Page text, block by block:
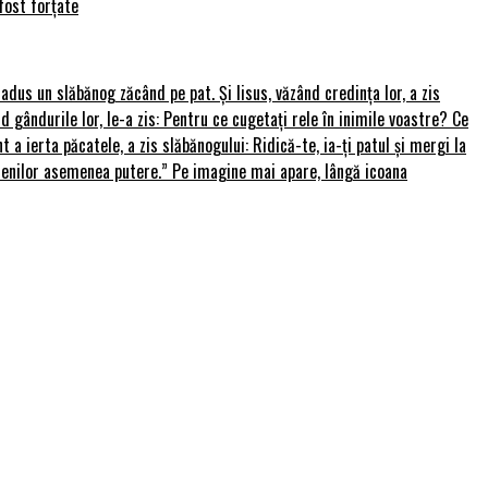
forțate
un slăbănog zăcând pe pat. Și Iisus, văzând credința lor, a zis
lor, le-a zis: Pentru ce cugetați rele în inimile voastre? Ce
a ierta păcatele, a zis slăbănogului: Ridică-te, ia-ți patul și mergi la
asemenea putere.” Pe imagine mai apare, lângă icoana